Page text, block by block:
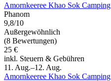
Amornkeeree Khao Sok Camping
Phanom
9,8/10
Außergewöhnlich
(8 Bewertungen)
25 €
inkl. Steuern & Gebühren
11. Aug.–12. Aug.
Amornkeeree Khao Sok Camping